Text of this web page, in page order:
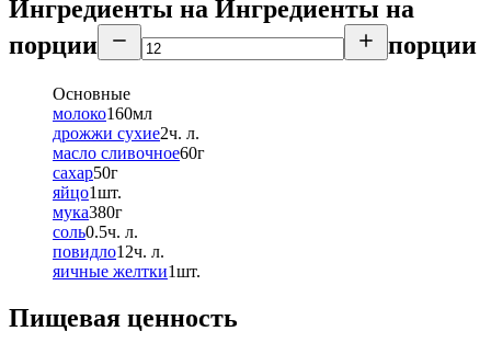
Ингредиенты на Ингредиенты на
порции
порции
Основные
молоко160мл
дрожжи сухие2ч. л.
масло сливочное60г
сахар50г
яйцо1шт.
мука380г
соль0.5ч. л.
повидло12ч. л.
яичные желтки1шт.
Пищевая ценность